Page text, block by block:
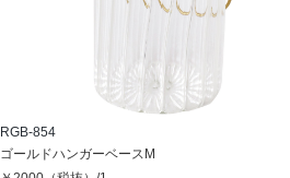
RGB-854
ゴールドハンガーベースM